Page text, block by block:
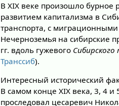
В XIX веке произошло бурное
развитием капитализма в
транспорта, с
Нечерноземья на сибирские
гг. вдоль гужевого
Транссиб).
Интересный исторический
В самом конце XIX века, 3, 4 и
проследовал цесаревич